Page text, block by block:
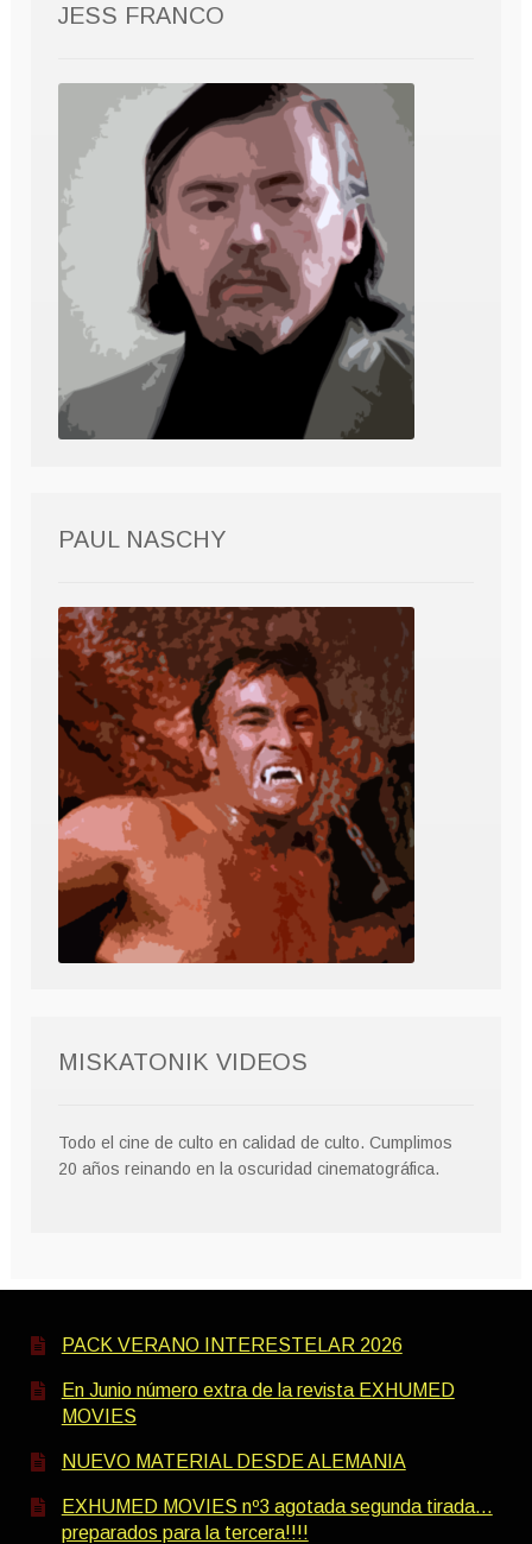
JESS FRANCO
PAUL NASCHY
MISKATONIK VIDEOS
Todo el cine de culto en calidad de culto. Cumplimos
20 años reinando en la oscuridad cinematográfica.
PACK VERANO INTERESTELAR 2026
En Junio número extra de la revista EXHUMED
MOVIES
NUEVO MATERIAL DESDE ALEMANIA
EXHUMED MOVIES nº3 agotada segunda tirada…
preparados para la tercera!!!!